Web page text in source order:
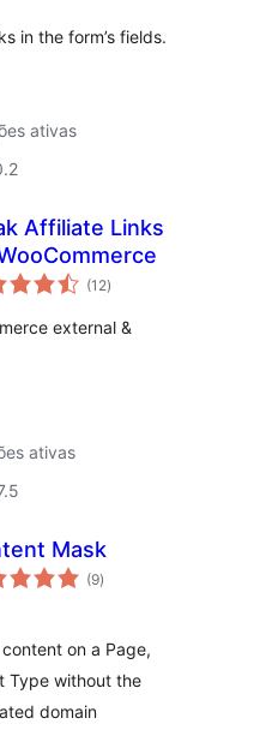
in the form’s fields.
ativas
Affiliate Links
(12avaliações
totais
)
external &
ativas
Mask
(9avaliações
totais
)
on a Page,
Type without the
domain